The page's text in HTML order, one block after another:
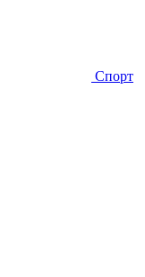
Спорт